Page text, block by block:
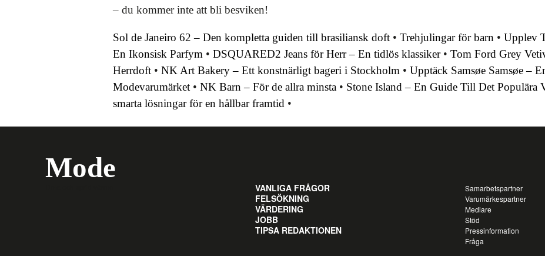
– du kommer inte att bli besviken!
Sol de Janeiro 62 – Den kompletta guiden till brasiliansk doft • Trehjulingar för barn • Upplev
En Ikonsisk Parfym • DSQUARED2 Jeans för Herr – En tidlös klassiker• Tom Ford Grey
Herrdoft • NK Art Bakery – Ett konstnärligt bageri i Stockholm • Upptäck Samsøe Samsøe –
Modevarumärket • NK Barn – För de allra minsta • Stone Island – En Guide Till Det Populära
smarta lösningar för en hållbar framtid •
Mode
VANLIGA FRÅGOR
FELSÖKNING
VÄRDERING
JOBB
TIPSA REDAKTIONEN
Samarbetspartner
Varumärkespartner
Medlare
Stöd
Pressinformation
Fråga